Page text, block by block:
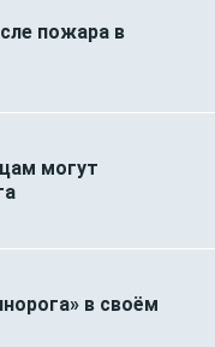
пожара в
могут
в своём